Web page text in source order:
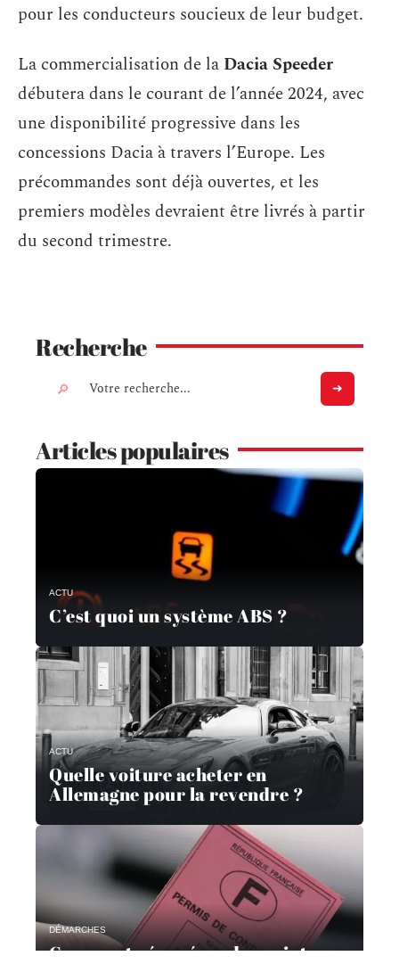
pour les conducteurs soucieux de leur budget.
La commercialisation de la Dacia Speeder
débutera dans le courant de l’année 2024, avec
une disponibilité progressive dans les
concessions Dacia à travers l’Europe. Les
précommandes sont déjà ouvertes, et les
premiers modèles devraient être livrés à partir
du second trimestre.
Recherche
Articles populaires
ACTU
C’est quoi un système ABS ?
ACTU
Quelle voiture acheter en
Allemagne pour la revendre ?
DÉMARCHES
Comment récupérer des points